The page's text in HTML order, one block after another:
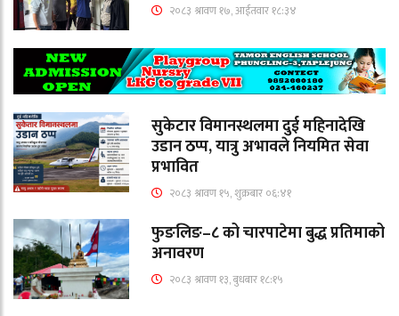
२०८३ श्रावण १७, आईतवार १८:३४
सुकेटार विमानस्थलमा दुई महिनादेखि
उडान ठप्प, यात्रु अभावले नियमित सेवा
प्रभावित
२०८३ श्रावण १५, शुक्रबार ०६:४१
फुङलिङ–८ को चारपाटेमा बुद्ध प्रतिमाको
अनावरण
२०८३ श्रावण १३, बुधबार १८:१५